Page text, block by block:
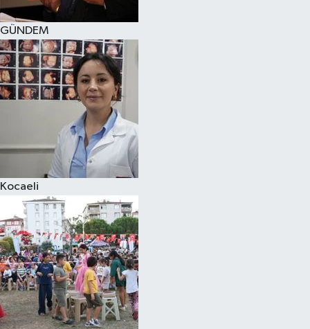
GÜNDEM
Kocaeli
Son Dakika Haberleri
Haber Arşivi